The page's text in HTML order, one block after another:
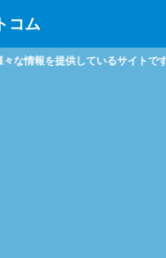
コム
報を提供しているサイトです！